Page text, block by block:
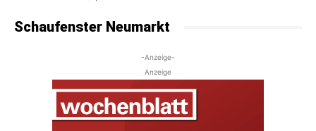
Schaufenster Neumarkt
-Anzeige-
Anzeige